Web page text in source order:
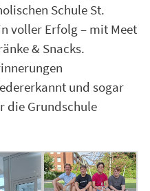
Schule St.
voller Erfolg – mit Meet
& Snacks.
und sogar
die Grundschule